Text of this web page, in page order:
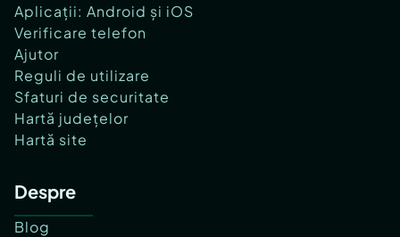
Aplicații: Android și iOS
Verificare telefon
Ajutor
Reguli de utilizare
Sfaturi de securitate
Hartă județelor
Hartă site
Despre
Blog